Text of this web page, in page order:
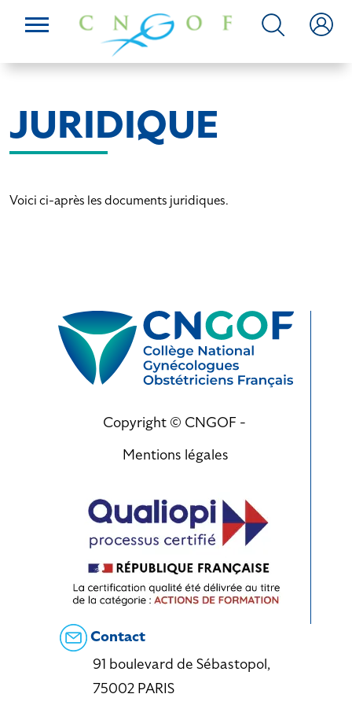
JURIDIQUE
Voici ci-après les documents juridiques.
Copyright © CNGOF -
Mentions légales
Contact
91 boulevard de Sébastopol,
75002 PARIS